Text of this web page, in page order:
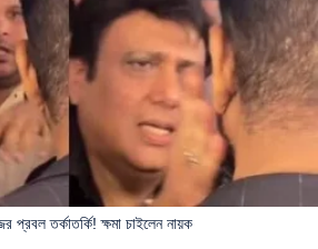
প্রবল তর্কাতর্কি! ক্ষমা চাইলেন নায়ক